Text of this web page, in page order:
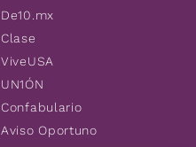
De10.mx
Clase
ViveUSA
UN1ÓN
Confabulario
Aviso Oportuno